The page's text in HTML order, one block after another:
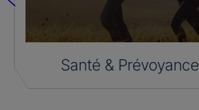
Santé & Prévoyance